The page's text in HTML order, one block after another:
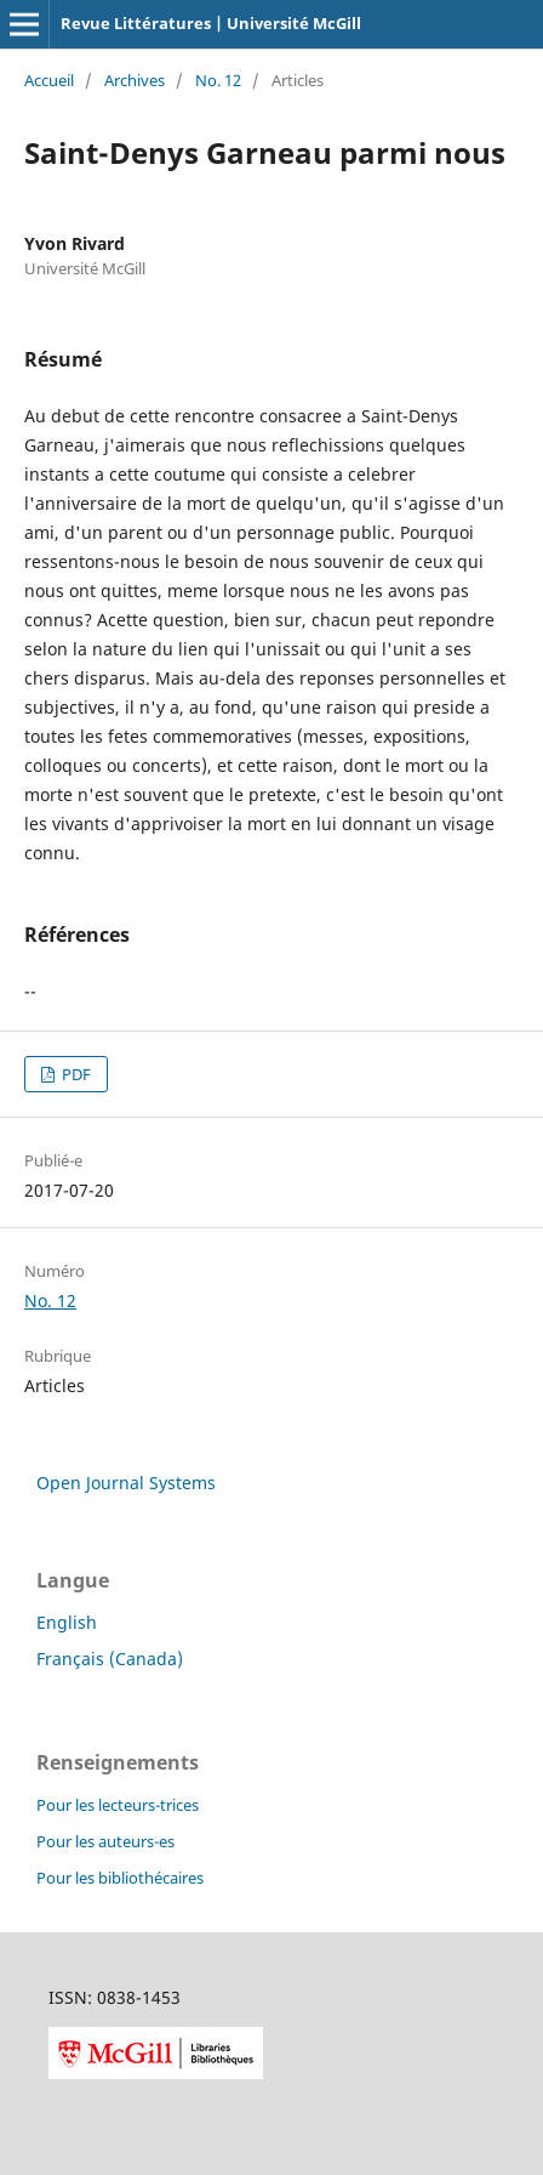
Revue Littératures | Université McGill
Accueil / Archives / No. 12 / Articles
Saint-Denys Garneau parmi nous
Yvon Rivard
Université McGill
Résumé
Au debut de cette rencontre consacree a Saint-Denys
Garneau, j'aimerais que nous reflechissions quelques
instants a cette coutume qui consiste a celebrer
l'anniversaire de la mort de quelqu'un, qu'il s'agisse d'un
ami, d'un parent ou d'un personnage public. Pourquoi
ressentons-nous le besoin de nous souvenir de ceux qui
nous ont quittes, meme lorsque nous ne les avons pas
connus? Acette question, bien sur, chacun peut repondre
selon la nature du lien qui l'unissait ou qui l'unit a ses
chers disparus. Mais au-dela des reponses personnelles et
subjectives, il n'y a, au fond, qu'une raison qui preside a
toutes les fetes commemoratives (messes, expositions,
colloques ou concerts), et cette raison, dont le mort ou la
morte n'est souvent que le pretexte, c'est le besoin qu'ont
les vivants d'apprivoiser la mort en lui donnant un visage
connu.
Références
--
PDF
Publié-e
2017-07-20
Numéro
No. 12
Rubrique
Articles
Open Journal Systems
Langue
English
Français (Canada)
Renseignements
Pour les lecteurs-trices
Pour les auteurs-es
Pour les bibliothécaires
ISSN: 0838-1453